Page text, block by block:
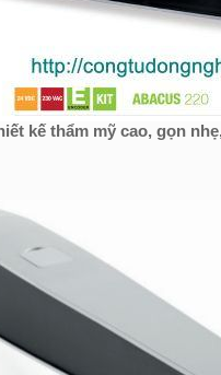
kế thẩm mỹ cao, gọn